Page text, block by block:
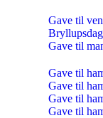
Gave til ven
Gave til
Gave til
Gave til
Gave til
Gave til